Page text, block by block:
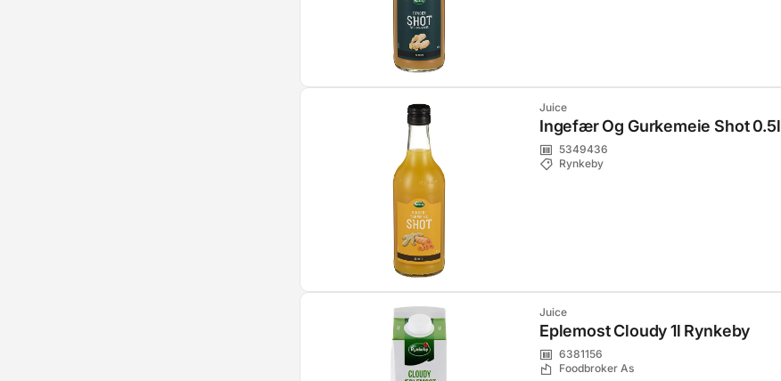
Juice
Ingefær Og Gurkemeie Shot 0.5l
5349436
Rynkeby
Juice
Eplemost Cloudy 1l Rynkeby
6381156
Foodbroker As